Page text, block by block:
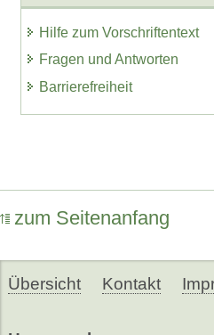
Hilfe zum Vorschriftentext
Fragen und Antworten
Barrierefreiheit
zum Seitenanfang
Übersicht Kontakt